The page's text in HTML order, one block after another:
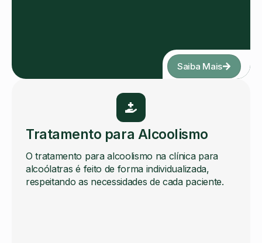
Saiba Mais
Tratamento para Alcoolismo
O tratamento para alcoolismo na clínica para
alcoólatras é feito de forma individualizada,
respeitando as necessidades de cada paciente.